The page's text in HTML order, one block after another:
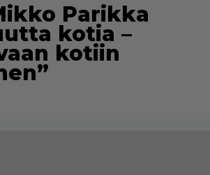
Parikka
kotia –
kotiin